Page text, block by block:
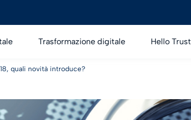
Trasformazione digitale Hello Trust
quali novità introduce?